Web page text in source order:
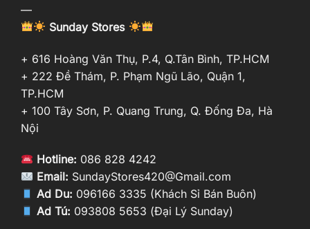
—
Sunday Stores
+ 616 Hoàng Văn Thụ, P.4, Q.Tân Bình, TP.HCM
+ 222 Đề Thám, P. Phạm Ngũ Lão, Quận 1,
TP.HCM
+ 100 Tây Sơn, P. Quang Trung, Q. Đống Đa, Hà
Nội
Hotline: 086 828 4242
Email: SundayStores420@Gmail.com
Ad Du: 096166 3335 (Khách Sỉ Bán Buôn)
Ad Tú: 093808 5653 (Đại Lý Sunday)